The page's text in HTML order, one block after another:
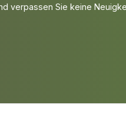
verpassen Sie keine